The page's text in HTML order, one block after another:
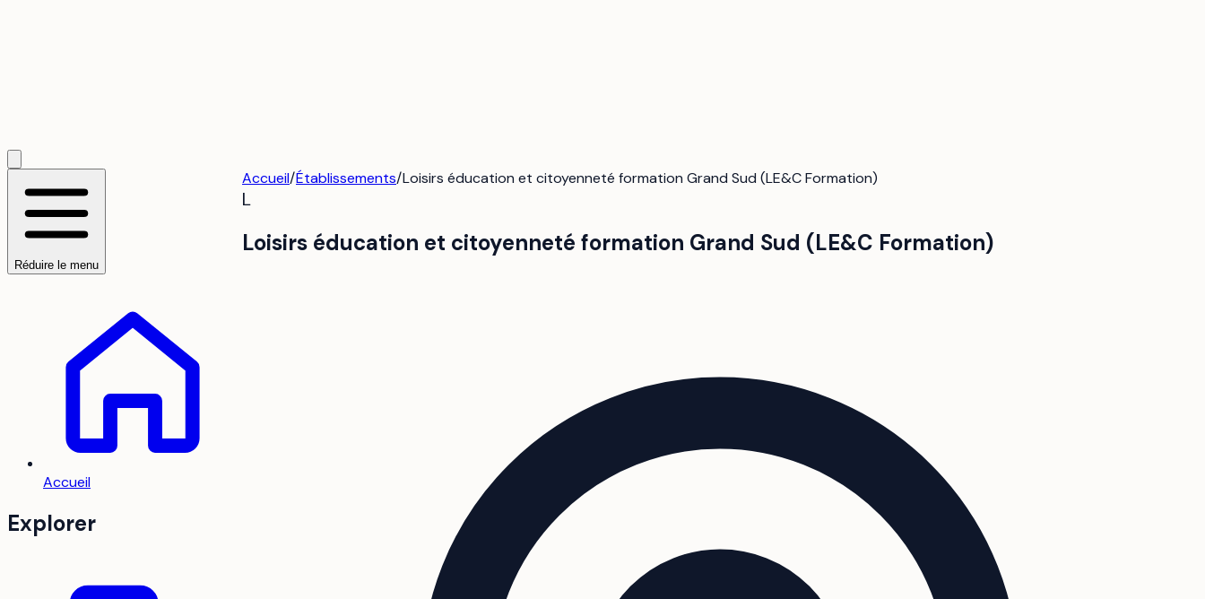
Réduire le menu
Accueil
Explorer
Accueil/Établissements/Loisirs éducation et citoyenneté formation Grand Sud (LE&C Formation)
L
Loisirs éducation et citoyenneté formation Grand Sud (LE&C Formation)